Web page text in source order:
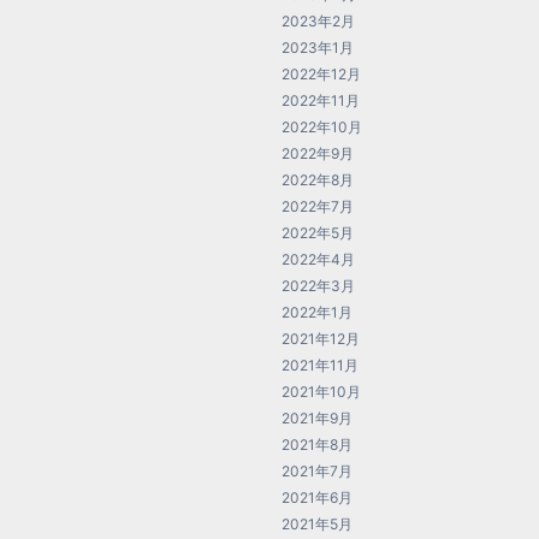
2023年2月
2023年1月
2022年12月
2022年11月
2022年10月
2022年9月
2022年8月
2022年7月
2022年5月
2022年4月
2022年3月
2022年1月
2021年12月
2021年11月
2021年10月
2021年9月
2021年8月
2021年7月
2021年6月
2021年5月